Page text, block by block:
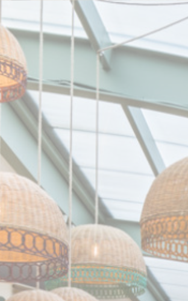
Personnalisation de vos choix en matière de